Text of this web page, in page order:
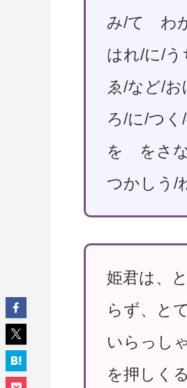
み/て わ
はれ/に/
ゑ/など/
ろ/に/つ
を をさ
つかしう/
姫君は、
らず、と
いらっし
を押しく